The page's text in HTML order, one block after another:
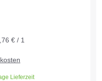
€ / 1
Lieferzeit